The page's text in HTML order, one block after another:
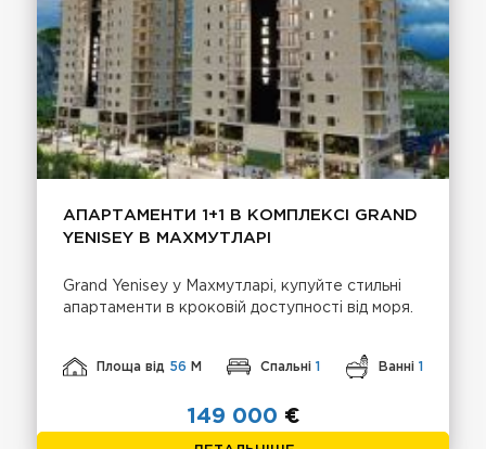
АПАРТАМЕНТИ 1+1 В КОМПЛЕКСІ GRAND
YENISEY В МАХМУТЛАРІ
Grand Yenisey у Махмутларі, купуйте стильні
апартаменти в кроковій доступності від моря.
Площа від 56 М Спальні 1 Ванні 1
149 000 €